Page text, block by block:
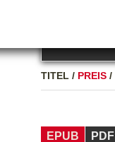
TITEL / PREIS /
EPUB PDF